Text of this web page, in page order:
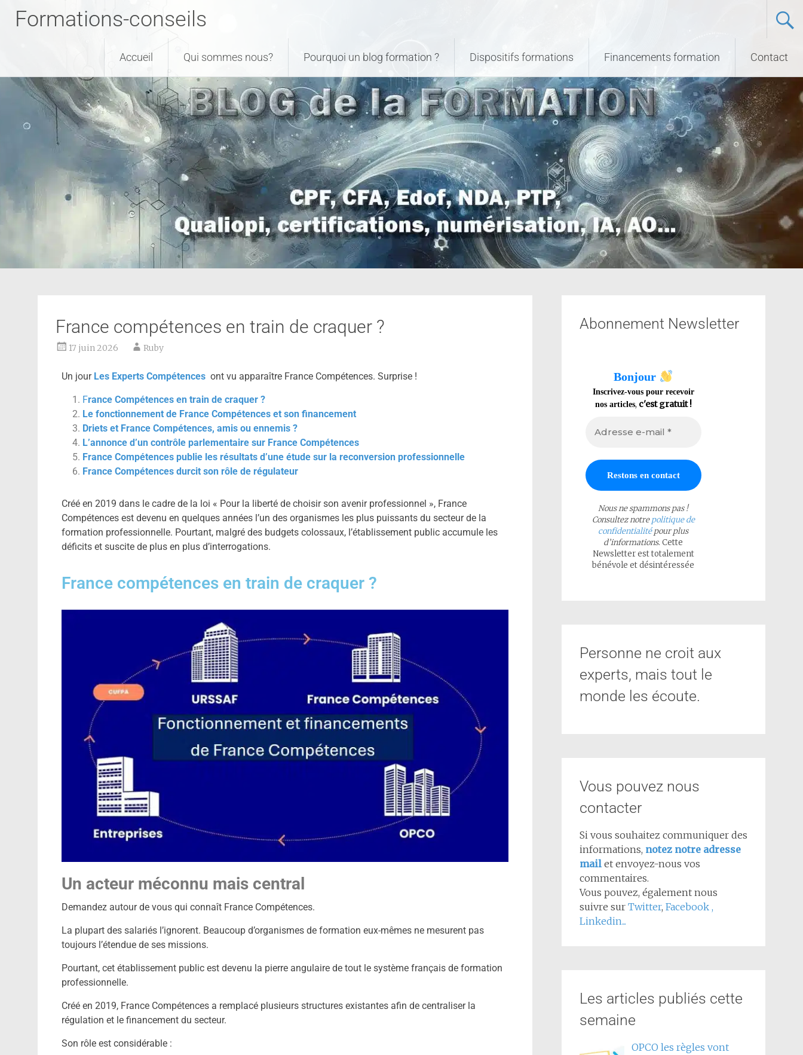
Formations-conseils
Accueil Qui sommes nous? Pourquoi un blog formation ? Dispositifs formations Financements formation Contact
France compétences en train de craquer ?
17 juin 2026 Ruby
Un jour Les Experts Compétences ont vu apparaître France Compétences. Surprise !
France Compétences en train de craquer ?
Le fonctionnement de France Compétences et son financement
Driets et France Compétences, amis ou ennemis ?
L’annonce d’un contrôle parlementaire sur France Compétences
France Compétences publie les résultats d’une étude sur la reconversion professionnelle
France Compétences durcit son rôle de régulateur
Créé en 2019 dans le cadre de la loi « Pour la liberté de choisir son avenir professionnel », France
Compétences est devenu en quelques années l’un des organismes les plus puissants du secteur de la
formation professionnelle. Pourtant, malgré des budgets colossaux, l’établissement public accumule les
déficits et suscite de plus en plus d’interrogations.
France compétences en train de craquer ?
Un acteur méconnu mais central
Demandez autour de vous qui connaît France Compétences.
La plupart des salariés l’ignorent. Beaucoup d’organismes de formation eux-mêmes ne mesurent pas
toujours l’étendue de ses missions.
Pourtant, cet établissement public est devenu la pierre angulaire de tout le système français de formation
professionnelle.
Créé en 2019, France Compétences a remplacé plusieurs structures existantes afin de centraliser la
régulation et le financement du secteur.
Son rôle est considérable :
Abonnement Newsletter
Bonjour
Inscrivez-vous pour recevoir
nos articles, c'est gratuit !
Nous ne spammons pas !
Consultez notrepolitique de
confidentialitépour plus
d’informations. Cette
Newsletter est totalement
bénévole et désintéressée
Personne ne croit aux
experts, mais tout le
monde les écoute.
Vous pouvez nous
contacter
Si vous souhaitez communiquer des
informations, notez notre adresse
mail et envoyez-nous vos
commentaires.
Vous pouvez, également nous
suivre sur Twitter, Facebook ,
Linkedin...
Les articles publiés cette
semaine
OPCO les règles vont